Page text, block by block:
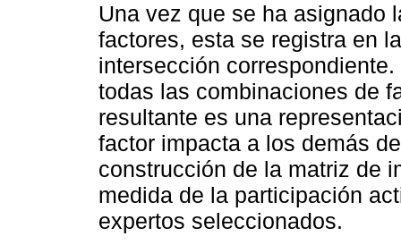
Una vez que se ha asignado
factores, esta se registra en
intersección
todas las combinaciones de
resultante es una
factor impacta a los demás
construcción de la matriz de
medida de la participación
expertos seleccionados.